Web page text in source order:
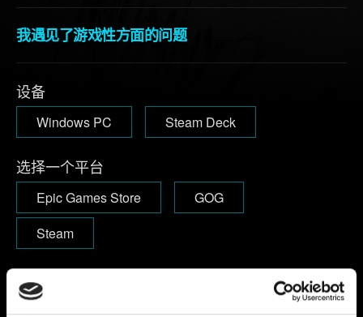
我遇见了游戏性方面的问题
设备
Windows PC Steam Deck
选择一个平台
Epic Games Store
GOG
Steam
版本
版本号可以在启动游戏后的主菜单右上角找到。 1.63及以下：